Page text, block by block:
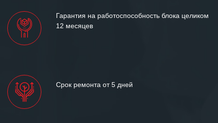
Гарантия на работоспособность блока целиком
12 месяцев
Срок ремонта от 5 дней